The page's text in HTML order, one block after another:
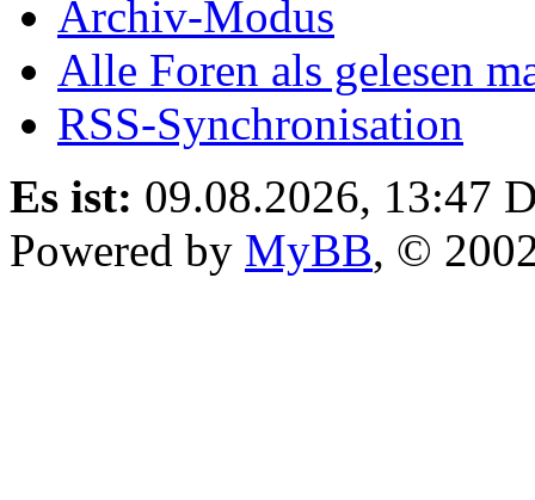
Archiv-Modus
Alle Foren als gelesen
RSS-Synchronisation
Es ist: 09.08.2026, 13:47
Powered by MyBB, ©